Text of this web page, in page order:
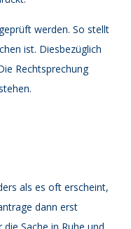
werden. So stellt
ist. Diesbezüglich
Rechtsprechung
als es oft erscheint,
dann erst